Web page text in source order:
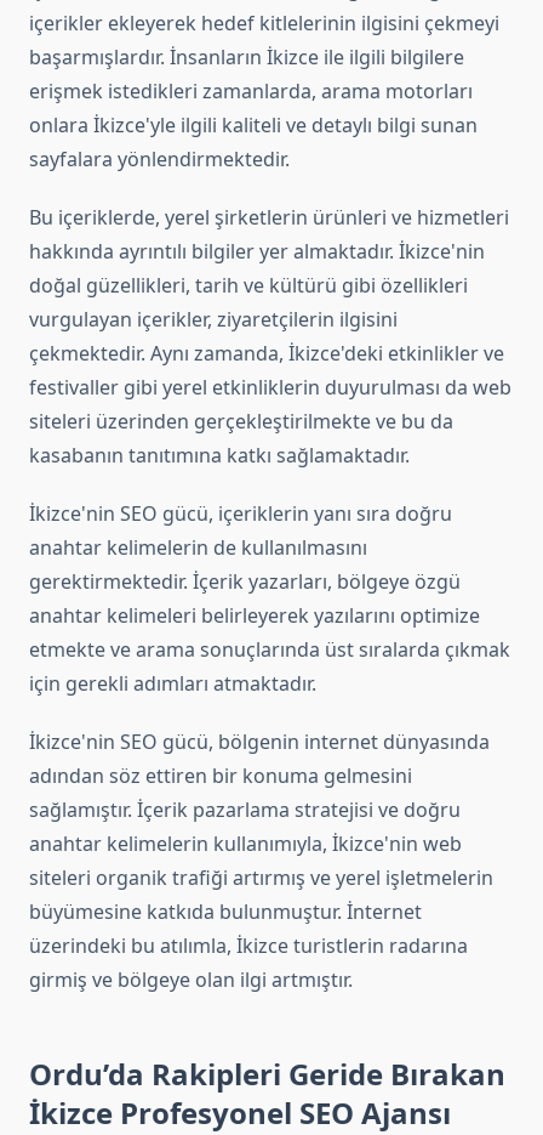
içerikler ekleyerek hedef kitlelerinin ilgisini çekmeyi
başarmışlardır. İnsanların İkizce ile ilgili bilgilere
erişmek istedikleri zamanlarda, arama motorları
onlara İkizce'yle ilgili kaliteli ve detaylı bilgi sunan
sayfalara yönlendirmektedir.
Bu içeriklerde, yerel şirketlerin ürünleri ve hizmetleri
hakkında ayrıntılı bilgiler yer almaktadır. İkizce'nin
doğal güzellikleri, tarih ve kültürü gibi özellikleri
vurgulayan içerikler, ziyaretçilerin ilgisini
çekmektedir. Aynı zamanda, İkizce'deki etkinlikler ve
festivaller gibi yerel etkinliklerin duyurulması da web
siteleri üzerinden gerçekleştirilmekte ve bu da
kasabanın tanıtımına katkı sağlamaktadır.
İkizce'nin SEO gücü, içeriklerin yanı sıra doğru
anahtar kelimelerin de kullanılmasını
gerektirmektedir. İçerik yazarları, bölgeye özgü
anahtar kelimeleri belirleyerek yazılarını optimize
etmekte ve arama sonuçlarında üst sıralarda çıkmak
için gerekli adımları atmaktadır.
İkizce'nin SEO gücü, bölgenin internet dünyasında
adından söz ettiren bir konuma gelmesini
sağlamıştır. İçerik pazarlama stratejisi ve doğru
anahtar kelimelerin kullanımıyla, İkizce'nin web
siteleri organik trafiği artırmış ve yerel işletmelerin
büyümesine katkıda bulunmuştur. İnternet
üzerindeki bu atılımla, İkizce turistlerin radarına
girmiş ve bölgeye olan ilgi artmıştır.
Ordu’da Rakipleri Geride Bırakan
İkizce Profesyonel SEO Ajansı